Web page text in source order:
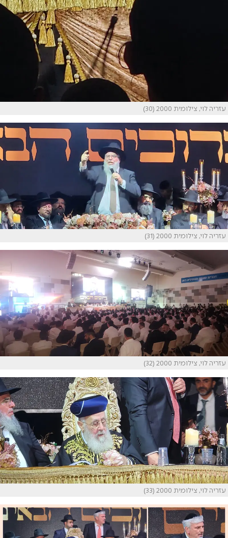
עזריה לוי, צילומית 2000 (30)
עזריה לוי, צילומית 2000 (31)
עזריה לוי, צילומית 2000 (32)
עזריה לוי, צילומית 2000 (33)